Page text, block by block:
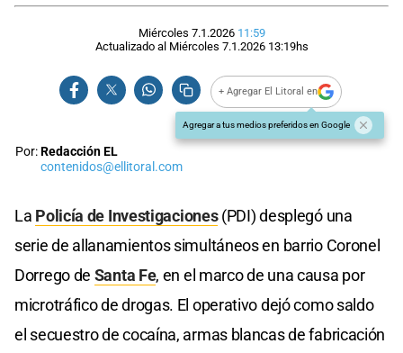
Miércoles 7.1.2026 11:59
Actualizado al Miércoles 7.1.2026 13:19hs
+ Agregar El Litoral en
Agregar a tus medios preferidos en Google
Por:Redacción EL
contenidos@ellitoral.com
La Policía de Investigaciones(PDI) desplegó una
serie de allanamientos simultáneos en barrio Coronel
Dorrego de Santa Fe, en el marco de una causa por
microtráfico de drogas. El operativo dejó como saldo
el secuestro de cocaína, armas blancas de fabricación